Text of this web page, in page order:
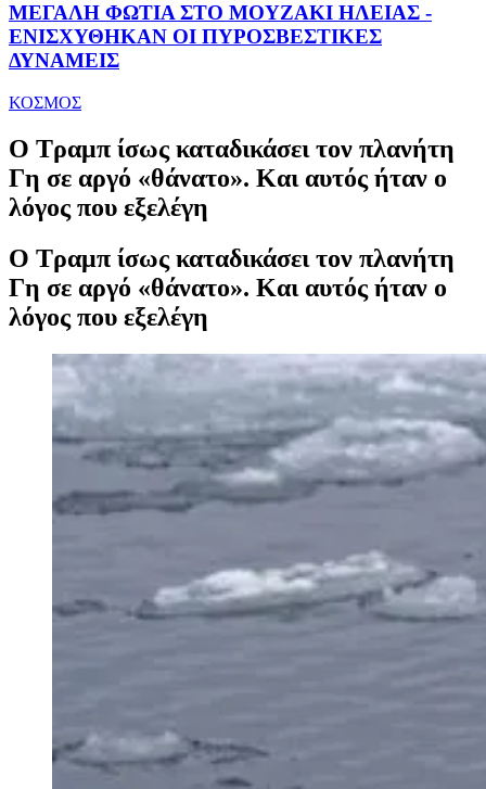
ΜΕΓΑΛΗ ΦΩΤΙΑ ΣΤΟ ΜΟΥΖΑΚΙ ΗΛΕΙΑΣ -
ΕΝΙΣΧΥΘΗΚΑΝ ΟΙ ΠΥΡΟΣΒΕΣΤΙΚΕΣ
ΔΥΝΑΜΕΙΣ
ΚΟΣΜΟΣ
Ο Τραμπ ίσως καταδικάσει τον πλανήτη
Γη σε αργό «θάνατο». Και αυτός ήταν ο
λόγος που εξελέγη
Ο Τραμπ ίσως καταδικάσει τον πλανήτη
Γη σε αργό «θάνατο». Και αυτός ήταν ο
λόγος που εξελέγη